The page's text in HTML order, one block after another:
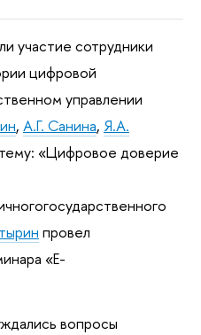
участие сотрудники
цифровой
управлении
, А.Г. Санина, Я.А.
«Цифровое доверие
провел
«E-
вопросы